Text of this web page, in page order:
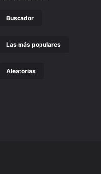
Buscador
Las más populares
Aleatorias